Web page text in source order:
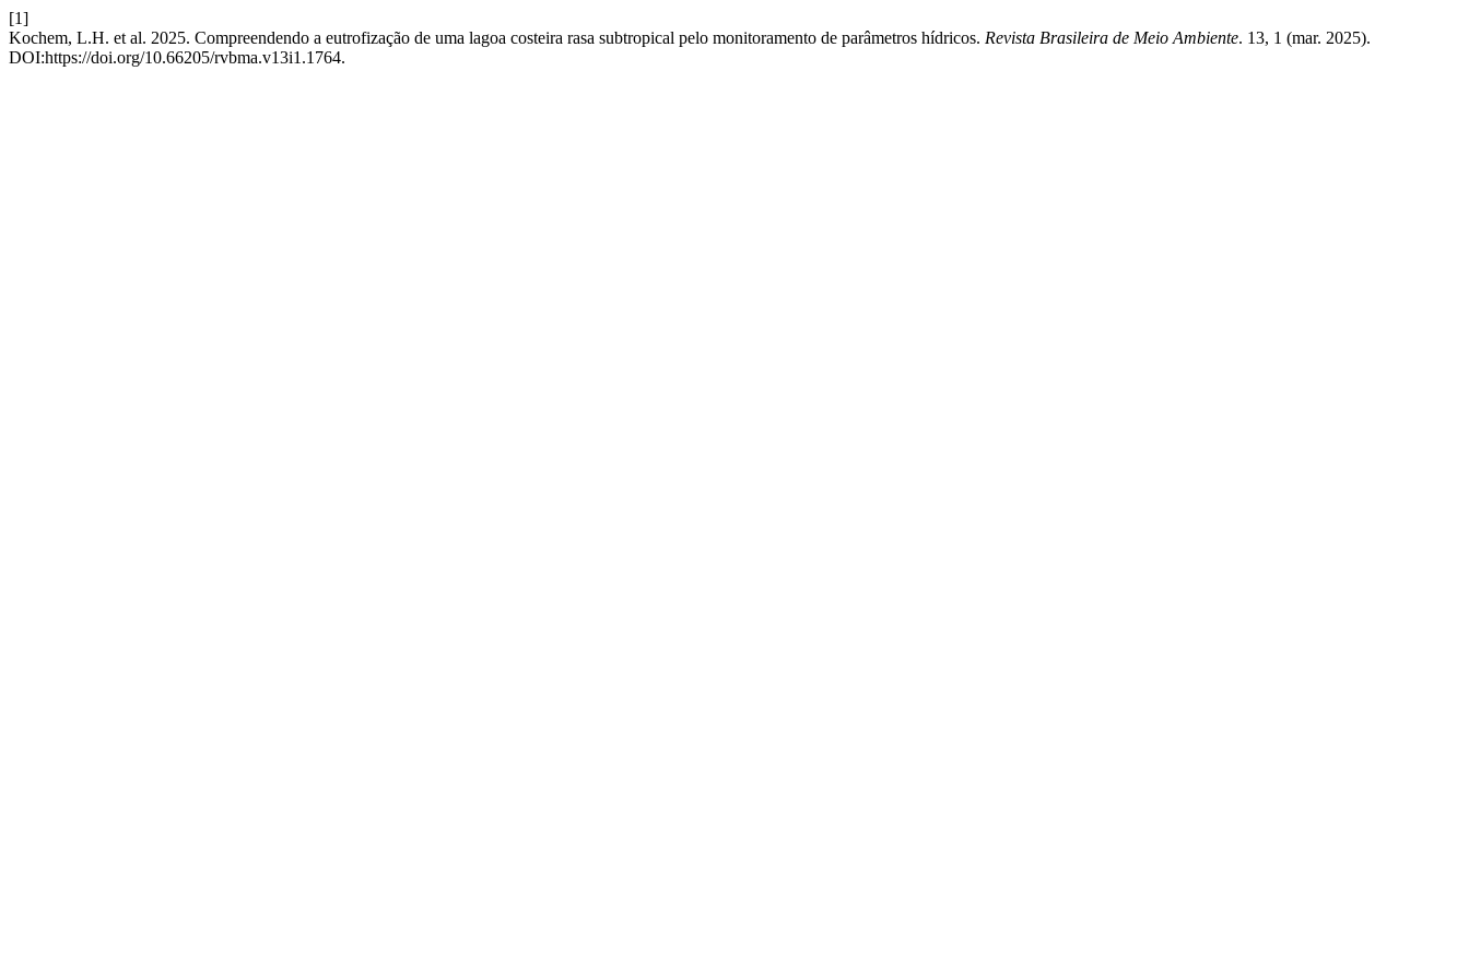
[1]
Kochem, L.H. et al. 2025. Compreendendo a eutrofização de uma lagoa costeira rasa subtropical pelo monitoramento de parâmetros hídricos. Revista Brasileira de Meio Ambiente. 13, 1 (mar. 2025).
DOI:https://doi.org/10.66205/rvbma.v13i1.1764.